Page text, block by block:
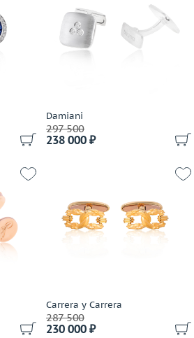
Damiani
297 500
238 000 ₽
Carrera y Carrera
287 500
230 000 ₽